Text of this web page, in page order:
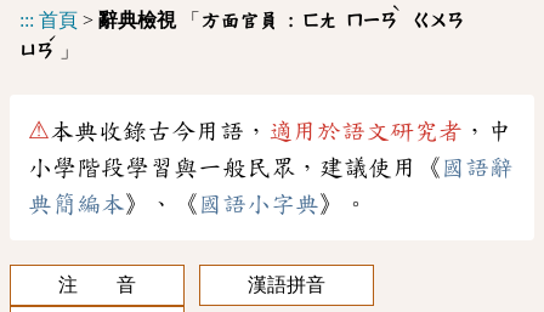
::: 首頁 > 辭典檢視「 方面官員 : ㄈㄤ ㄇㄧㄢ
ˋ
ㄍㄨㄢ
ㄩㄢ
ˊ
」
⚠本典收錄古今用語， 適用於語文研究者 ，中
小學階段學習與一般民眾，建議使用《 國語辭
典簡編本》、《 國語小字典》。
注 音
漢語拼音